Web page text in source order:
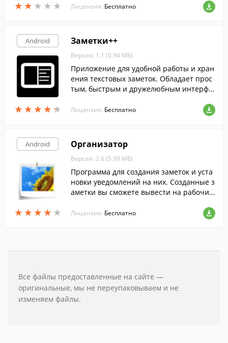
★ ★ ★ ★ ★
★ ★ ★ ★ ★
и заметки на рабочем столе.
Лицензия: Бесплатно
Android
★ ★ ★ ★ ★
★ ★ ★ ★ ★
Заметки++
Версия: 1.1 (0.94 МБ)
Приложение для удобной работы и хран
ения текстовых заметок. Обладает прос
тым, быстрым и дружелюбным интерфе
Лицензия: Бесплатно
Android
★ ★ ★ ★ ★
★ ★ ★ ★ ★
Организатор
Версия: 2.6 (5.99 МБ)
Программа для создания заметок и уста
новки уведомлений на них. Созданные з
аметки вы сможете вывести на рабочий
Лицензия: Бесплатно
Все файлы предоставленные на сайте —
оригинальные, мы не переупаковываем и не
изменяем файлы.